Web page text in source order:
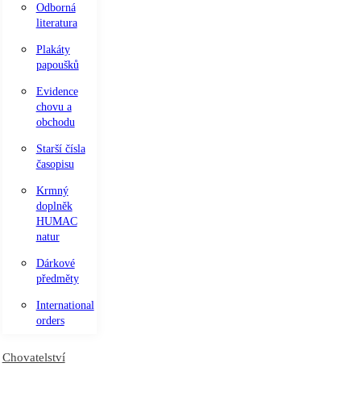
Odborná
literatura
Plakáty
papoušků
Evidence
chovu a
obchodu
Starší čísla
časopisu
Krmný
doplněk
HUMAC
natur
Dárkové
předměty
International
orders
Chovatelství